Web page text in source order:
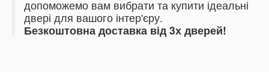
допоможемо вам вибрати та купити ідеальні
двері для вашого інтер'єру.
Безкоштовна доставка від 3х дверей!